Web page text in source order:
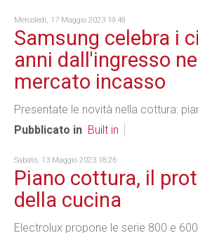
Mercoledì, 17 Maggio 2023 19:48
Samsung celebra i
anni dall'ingresso nel
mercato incasso
Presentate le novità nella cottura:
Pubblicato in Built in
Sabato, 13 Maggio 2023 18:26
Piano cottura, il
della cucina
Electrolux propone le serie 800 e